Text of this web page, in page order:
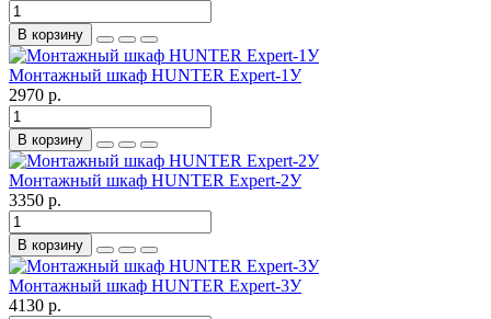
В корзину
Монтажный шкаф HUNTER Expert-1У
2970 р.
В корзину
Монтажный шкаф HUNTER Expert-2У
3350 р.
В корзину
Монтажный шкаф HUNTER Expert-3У
4130 р.